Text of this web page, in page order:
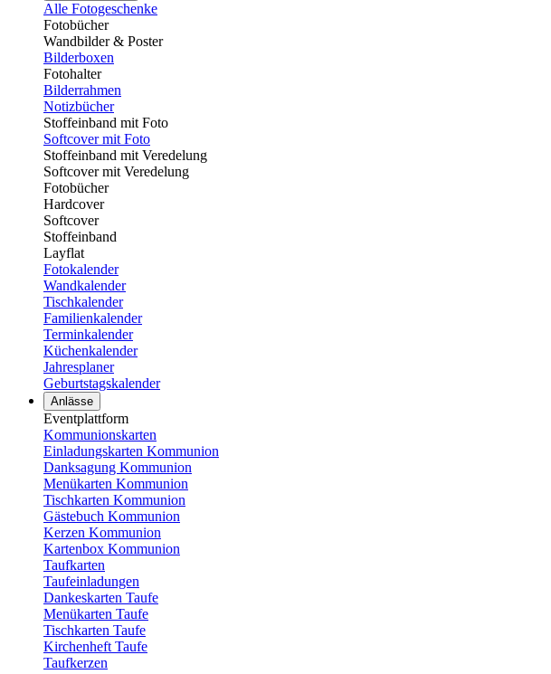
Alle Fotogeschenke
Fotobücher
Wandbilder & Poster
Bilderboxen
Fotohalter
Bilderrahmen
Notizbücher
Stoffeinband mit Foto
Softcover mit Foto
Stoffeinband mit Veredelung
Softcover mit Veredelung
Fotobücher
Hardcover
Softcover
Stoffeinband
Layflat
Fotokalender
Wandkalender
Tischkalender
Familienkalender
Terminkalender
Küchenkalender
Jahresplaner
Geburtstagskalender
Anlässe
Eventplattform
Kommunionskarten
Einladungskarten Kommunion
Danksagung Kommunion
Menükarten Kommunion
Tischkarten Kommunion
Gästebuch Kommunion
Kerzen Kommunion
Kartenbox Kommunion
Taufkarten
Taufeinladungen
Dankeskarten Taufe
Menükarten Taufe
Tischkarten Taufe
Kirchenheft Taufe
Taufkerzen